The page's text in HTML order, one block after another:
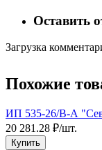
Оставить
Загрузка
Похожие
ИП 535-26/В-А
20 281.28 ₽/шт.
Купить